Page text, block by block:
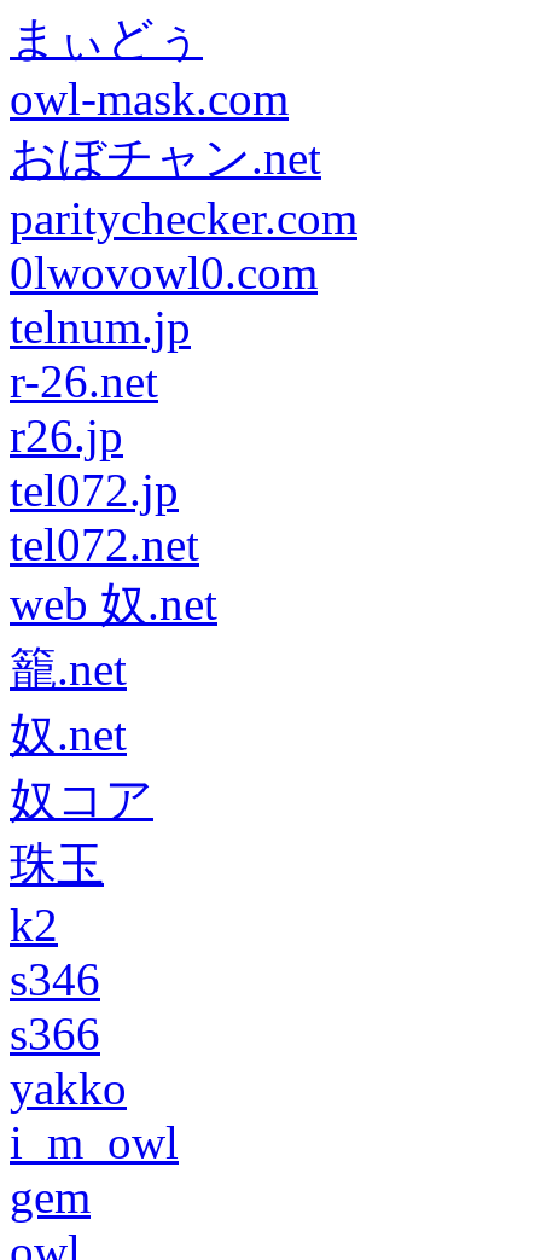
まぃどぅ
owl-mask.com
おぼチャン.net
paritychecker.com
0lwovowl0.com
telnum.jp
r-26.net
r26.jp
tel072.jp
tel072.net
web 奴.net
籠.net
奴.net
奴コア
珠玉
k2
s346
s366
yakko
i_m_owl
gem